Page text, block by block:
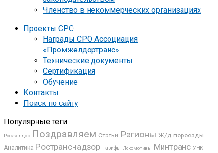
Членство в некоммерческих организациях
Проекты СРО
Награды СРО Ассоциация
«Промжелдортранс»
Технические документы
Сертификация
Обучение
Контакты
Поиск по сайту
Популярные теги
Росжелдор Поздравляем Статьи Регионы Ж/д переезды
Аналитика Ространснадзор Тарифы Локомотивы Минтранс УНК